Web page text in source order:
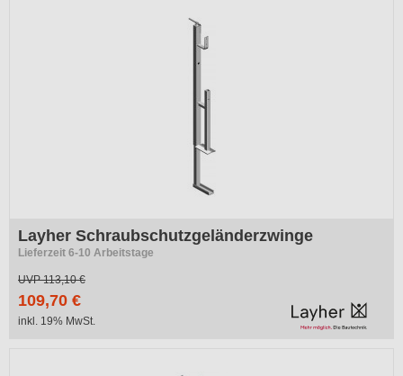
Layher Schraubschutzgeländerzwinge
Lieferzeit 6-10 Arbeitstage
UVP113,10 €
109,70 €
inkl. 19% MwSt.